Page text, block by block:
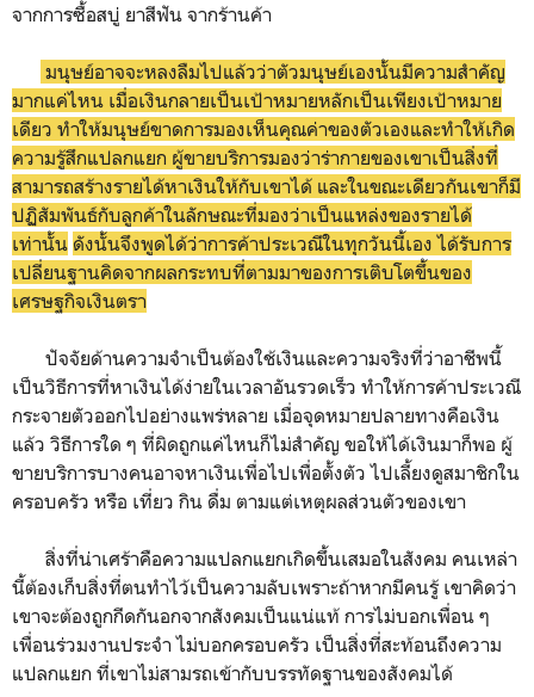
จากการซื้อสบู่ ยาสีฟัน จากร้านค้า
มนุษย์อาจจะหลงลืมไปแล้วว่าตัวมนุษย์เองนั้นมีความสำคัญ
มากแค่ไหน เมื่อเงินกลายเป็นเป้าหมายหลักเป็นเพียงเป้าหมาย
เดียว ทำให้มนุษย์ขาดการมองเห็นคุณค่าของตัวเองและทำให้เกิด
ความรู้สึกแปลกแยก ผู้ขายบริการมองว่าร่ากายของเขาเป็นสิ่งที่
สามารถสร้างรายได้หาเงินให้กับเขาได้ และในขณะเดียวกันเขาก็มี
ปฏิสัมพันธ์กับลูกค้าในลักษณะที่มองว่าเป็นแหล่งของรายได้
เท่านั้น ดังนั้นจึงพูดได้ว่าการค้าประเวณีในทุกวันนี้เอง ได้รับการ
เปลี่ยนฐานคิดจากผลกระทบที่ตามมาของการเติบโตขึ้นของ
เศรษฐกิจเงินตรา
ปัจจัยด้านความจำเป็นต้องใช้เงินและความจริงที่ว่าอาชีพนี้
เป็นวิธีการที่หาเงินได้ง่ายในเวลาอันรวดเร็ว ทำให้การค้าประเวณี
กระจายตัวออกไปอย่างแพร่หลาย เมื่อจุดหมายปลายทางคือเงิน
แล้ว วิธีการใด ๆ ที่ผิดถูกแค่ไหนก็ไม่สำคัญ ขอให้ได้เงินมาก็พอ ผู้
ขายบริการบางคนอาจหาเงินเพื่อไปเพื่อตั้งตัว ไปเลี้ยงดูสมาชิกใน
ครอบครัว หรือ เที่ยว กิน ดื่ม ตามแต่เหตุผลส่วนตัวของเขา
สิ่งที่น่าเศร้าคือความแปลกแยกเกิดขึ้นเสมอในสังคม คนเหล่า
นี้ต้องเก็บสิ่งที่ตนทำไว้เป็นความลับเพราะถ้าหากมีคนรู้ เขาคิดว่า
เขาจะต้องถูกกีดกันอกจากสังคมเป็นแน่แท้ การไม่บอกเพื่อน ๆ
เพื่อนร่วมงานประจำ ไม่บอกครอบครัว เป็นสิ่งที่สะท้อนถึงความ
แปลกแยก ที่เขาไม่สามรถเข้ากับบรรทัดฐานของสังคมได้